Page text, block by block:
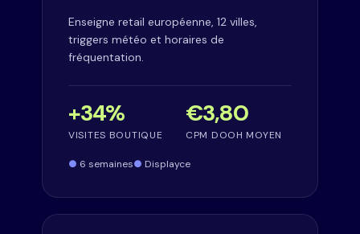
Enseigne retail européenne, 12 villes,
triggers météo et horaires de
fréquentation.
+34%
VISITES BOUTIQUE
€3,80
CPM DOOH MOYEN
6 semaines Displayce